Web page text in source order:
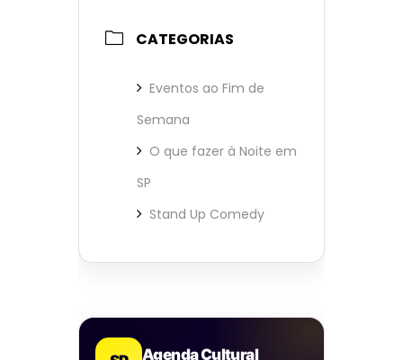
CATEGORIAS
Eventos ao Fim de
Semana
O que fazer à Noite em
SP
Stand Up Comedy
Agenda Cultural